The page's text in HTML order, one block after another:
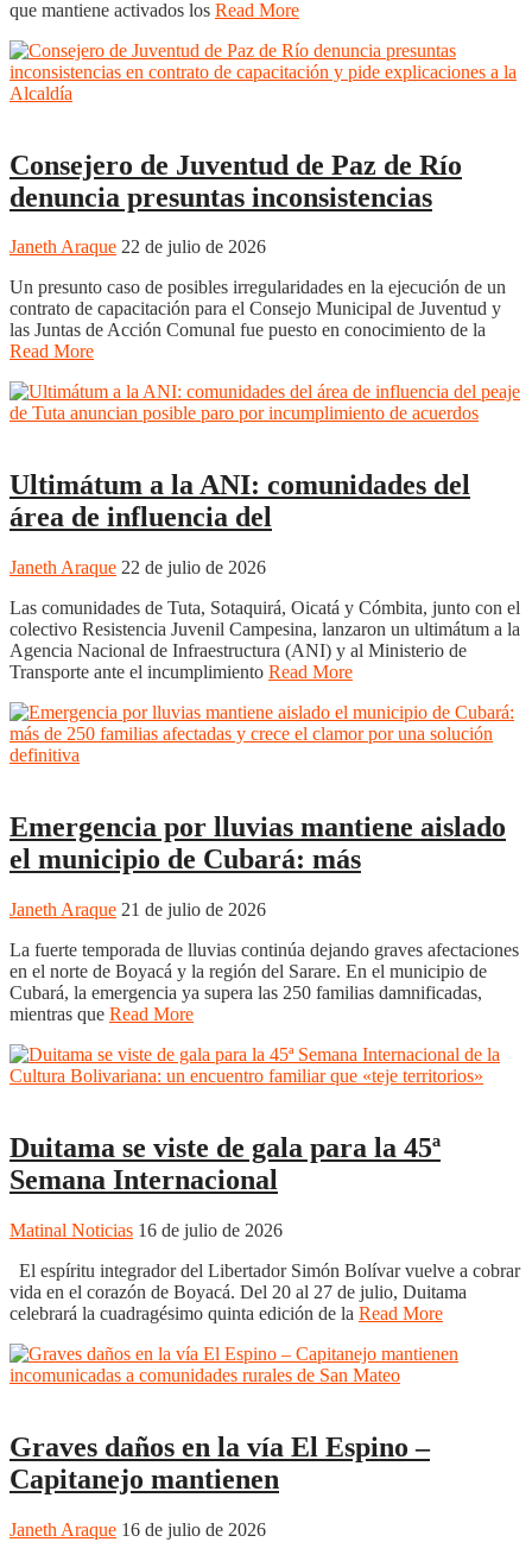
que mantiene activados los Read More
Consejero de Juventud de Paz de Río
denuncia presuntas inconsistencias
Janeth Araque 22 de julio de 2026
Un presunto caso de posibles irregularidades en la ejecución de un
contrato de capacitación para el Consejo Municipal de Juventud y
las Juntas de Acción Comunal fue puesto en conocimiento de la
Read More
Ultimátum a la ANI: comunidades del
área de influencia del
Janeth Araque 22 de julio de 2026
Las comunidades de Tuta, Sotaquirá, Oicatá y Cómbita, junto con el
colectivo Resistencia Juvenil Campesina, lanzaron un ultimátum a la
Agencia Nacional de Infraestructura (ANI) y al Ministerio de
Transporte ante el incumplimiento Read More
Emergencia por lluvias mantiene aislado
el municipio de Cubará: más
Janeth Araque 21 de julio de 2026
La fuerte temporada de lluvias continúa dejando graves afectaciones
en el norte de Boyacá y la región del Sarare. En el municipio de
Cubará, la emergencia ya supera las 250 familias damnificadas,
mientras que Read More
Duitama se viste de gala para la 45ª
Semana Internacional
Matinal Noticias 16 de julio de 2026
El espíritu integrador del Libertador Simón Bolívar vuelve a cobrar
vida en el corazón de Boyacá. Del 20 al 27 de julio, Duitama
celebrará la cuadragésimo quinta edición de la Read More
Graves daños en la vía El Espino –
Capitanejo mantienen
Janeth Araque 16 de julio de 2026